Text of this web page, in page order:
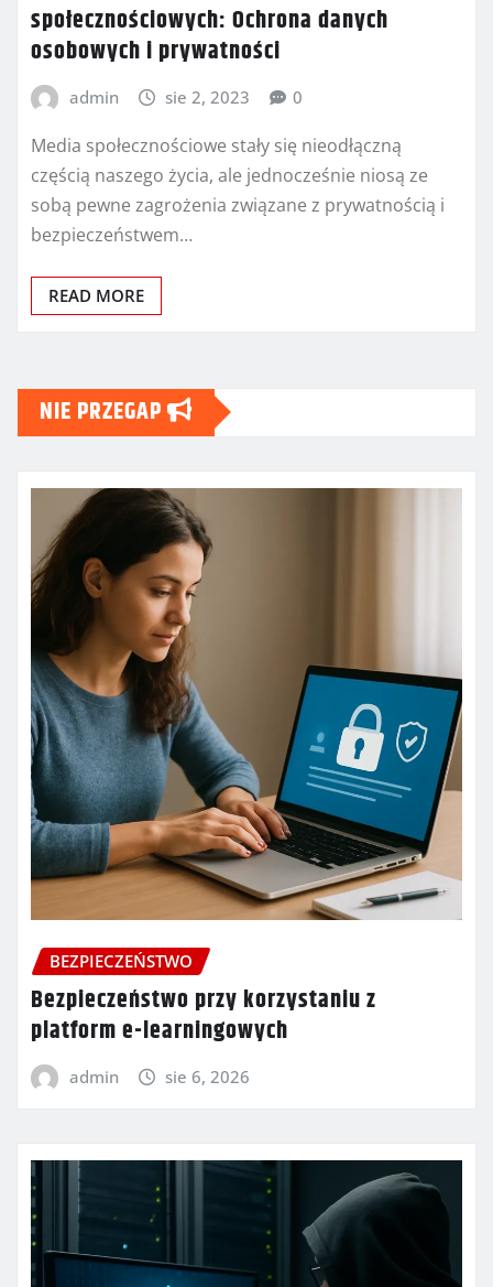
społecznościowych: Ochrona danych
osobowych i prywatności
admin sie 2, 2023 0
Media społecznościowe stały się nieodłączną
częścią naszego życia, ale jednocześnie niosą ze
sobą pewne zagrożenia związane z prywatnością i
bezpieczeństwem…
READ MORE
NIE PRZEGAP
BEZPIECZEŃSTWO
Bezpieczeństwo przy korzystaniu z
platform e-learningowych
admin sie 6, 2026